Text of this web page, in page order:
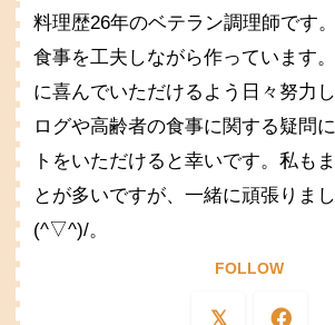
料理歴26年のベテラン調理師です
食事を工夫しながら作っています
に喜んでいただけるよう日々努力
ログや高齢者の食事に関する疑問
トをいただけると幸いです。私も
とが多いですが、一緒に頑張りまし
(^▽^)/。
FOLLOW